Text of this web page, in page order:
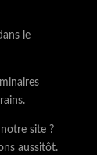
le
site ?
aussitôt.